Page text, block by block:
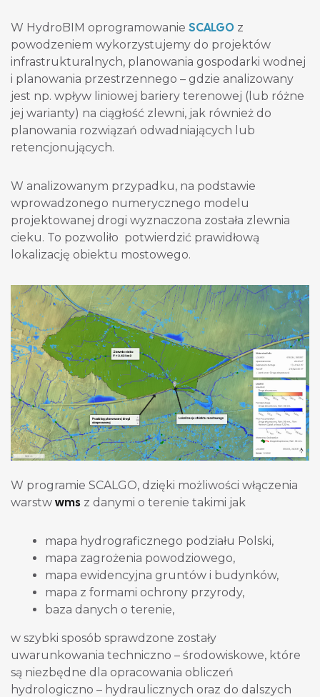
W HydroBIM oprogramowanie SCALGO z
powodzeniem wykorzystujemy do projektów
infrastrukturalnych, planowania gospodarki wodnej
i planowania przestrzennego – gdzie analizowany
jest np. wpływ liniowej bariery terenowej (lub różne
jej warianty) na ciągłość zlewni, jak również do
planowania rozwiązań odwadniających lub
retencjonujących.
W analizowanym przypadku, na podstawie
wprowadzonego numerycznego modelu
projektowanej drogi wyznaczona została zlewnia
cieku. To pozwoliło potwierdzić prawidłową
lokalizację obiektu mostowego.
W programie SCALGO, dzięki możliwości włączenia
warstw wms z danymi o terenie takimi jak
mapa hydrograficznego podziału Polski,
mapa zagrożenia powodziowego,
mapa ewidencyjna gruntów i budynków,
mapa z formami ochrony przyrody,
baza danych o terenie,
w szybki sposób sprawdzone zostały
uwarunkowania techniczno – środowiskowe, które
są niezbędne dla opracowania obliczeń
hydrologiczno – hydraulicznych oraz do dalszych